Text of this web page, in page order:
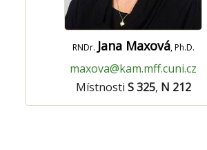
RNDr. Jana Maxová, Ph.D.
maxova@kam.mff.cuni.cz
Místnosti S 325, N 212